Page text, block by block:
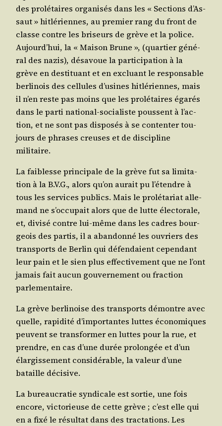
des pro­lé­taires orga­ni­sés dans les « Sec­tions d’As­
saut » hit­lé­riennes, au pre­mier rang du front de
classe contre les bri­seurs de grève et la police.
Aujourd’­hui, la « Mai­son Brune », (quar­tier géné­
ral des nazis), désa­voue la par­ti­ci­pa­tion à la
grève en des­ti­tuant et en excluant le res­pon­sable
ber­li­nois des cel­lules d’u­sines hit­lé­riennes, mais
il n’en reste pas moins que les pro­lé­taires éga­rés
dans le par­ti natio­nal-socia­liste poussent à l’ac­
tion, et ne sont pas dis­po­sés à se conten­ter tou­
jours de phrases creuses et de dis­ci­pline
militaire.
La fai­blesse prin­ci­pale de la grève fut sa limi­ta­
tion à la B.V.G., alors qu’on aurait pu l’é­tendre à
tous les ser­vices publics. Mais le pro­lé­ta­riat alle­
mand ne s’oc­cu­pait alors que de lutte élec­to­rale,
et, divi­sé contre lui-même dans les cadres bour­
geois des par­tis, il a aban­don­né les ouvriers des
trans­ports de Ber­lin qui défen­daient cepen­dant
leur pain et le sien plus effec­ti­ve­ment que ne l’ont
jamais fait aucun gou­ver­ne­ment ou frac­tion
parlementaire.
La grève ber­li­noise des trans­ports démontre avec
quelle, rapi­di­té d’im­por­tantes luttes éco­no­miques
peuvent se trans­for­mer en luttes pour la rue, et
prendre, en cas d’une durée pro­lon­gée et d’un
élar­gis­se­ment consi­dé­rable, la valeur d’une
bataille décisive.
La bureau­cra­tie syn­di­cale est sor­tie, une fois
encore, vic­to­rieuse de cette grève ; c’est elle qui
en a fixé le résul­tat dans des trac­ta­tions. Les